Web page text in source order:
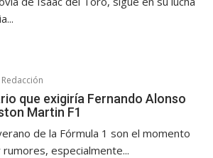
Redacción
que exigiría Fernando Alonso
Martin F1
de la Fórmula 1 son el momento
especialmente...